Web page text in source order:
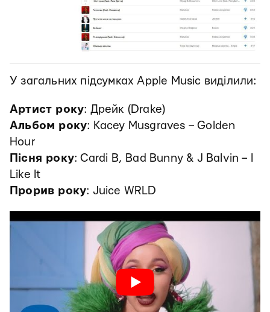
У загальних підсумках Apple Music виділили:
Артист року: Дрейк (Drake)
Альбом року: Kacey Musgraves – Golden
Hour
Пісня року: Cardi B, Bad Bunny & J Balvin – I
Like It
Прорив року: Juice WRLD